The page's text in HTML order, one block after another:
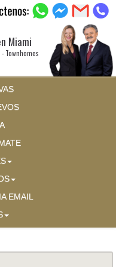
Miami
Townhomes
EMAIL